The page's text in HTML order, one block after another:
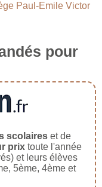
Paul-Emile Victor
pour
scolaireset de
prixtoute l'année
et leurs élèves
5ème, 4ème et